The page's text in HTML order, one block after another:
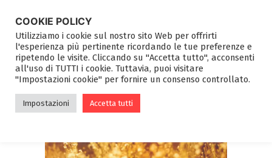
COOKIE POLICY
Utilizziamo i cookie sul nostro sito Web per offrirti
l'esperienza più pertinente ricordando le tue preferenze e
ripetendo le visite. Cliccando su "Accetta tutto", acconsenti
all'uso di TUTTI i cookie. Tuttavia, puoi visitare
"Impostazioni cookie" per fornire un consenso controllato.
Impostazioni Accetta tutti